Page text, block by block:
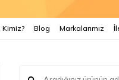
Kimiz? Blog Markalarımız